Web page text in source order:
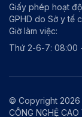
Giấy phép hoạt
GPHD do Sở y tế
Giờ làm việc:
Thứ 2-6-7: 08:00
© Copyright 2026
CÔNG NGHỆ CAO